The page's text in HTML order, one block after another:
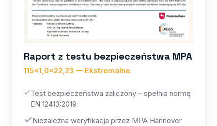
Raport z testu bezpieczeństwa MPA
115×1,0×22,23 — Ekstremalne
Test bezpieczeństwa zaliczony – spełnia normę
EN 12413:2019
Niezależna weryfikacja przez MPA Hannover